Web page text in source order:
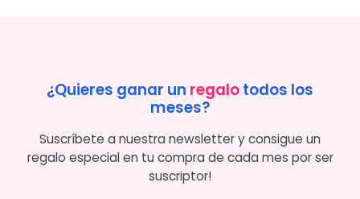
¿Quieres ganar un regalotodos los
meses?
Suscríbete a nuestra newsletter y consigue un
regalo especial en tu compra de cada mes por ser
suscriptor!